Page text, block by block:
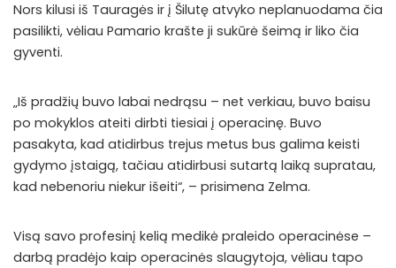
Nors kilusi iš Tauragės ir į Šilutę atvyko neplanuodama čia
pasilikti, vėliau Pamario krašte ji sukūrė šeimą ir liko čia
gyventi.
„Iš pradžių buvo labai nedrąsu – net verkiau, buvo baisu
po mokyklos ateiti dirbti tiesiai į operacinę. Buvo
pasakyta, kad atidirbus trejus metus bus galima keisti
gydymo įstaigą, tačiau atidirbusi sutartą laiką supratau,
kad nebenoriu niekur išeiti“, – prisimena Zelma.
Visą savo profesinį kelią medikė praleido operacinėse –
darbą pradėjo kaip operacinės slaugytoja, vėliau tapo